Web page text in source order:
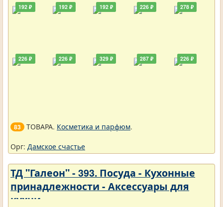
192 ₽
226 ₽
192 ₽
226 ₽
192 ₽
329 ₽
226 ₽
287 ₽
278 ₽
226 ₽
83 ТОВАРА. Косметика и парфюм.
Орг: Дамское счастье
ТД "Галеон" - 393. Посуда - Кухонные
принадлежности - Аксессуары для
кухни